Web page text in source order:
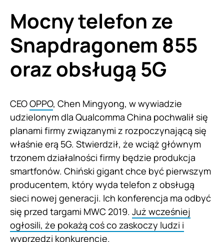
Mocny telefon ze
Snapdragonem 855
oraz obsługą 5G
CEOOPPO, Chen Mingyong, w wywiadzie
udzielonym dla Qualcomma China pochwalił się
planami firmy związanymi z rozpoczynającą się
właśnie erą 5G. Stwierdził, że wciąż głównym
trzonem działalności firmy będzie produkcja
smartfonów. Chiński gigant chce być pierwszym
producentem, który wyda telefon z obsługą
sieci nowej generacji. Ich konferencja ma odbyć
się przed targami MWC 2019. Już wcześniej
ogłosili, że pokażą coś co zaskoczy ludzi i
wyprzedzi konkurencje.